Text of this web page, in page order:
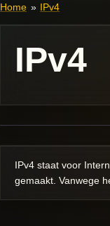
Home » IPv4
IPv4
IPv4 staat voor
gemaakt. Vanwege